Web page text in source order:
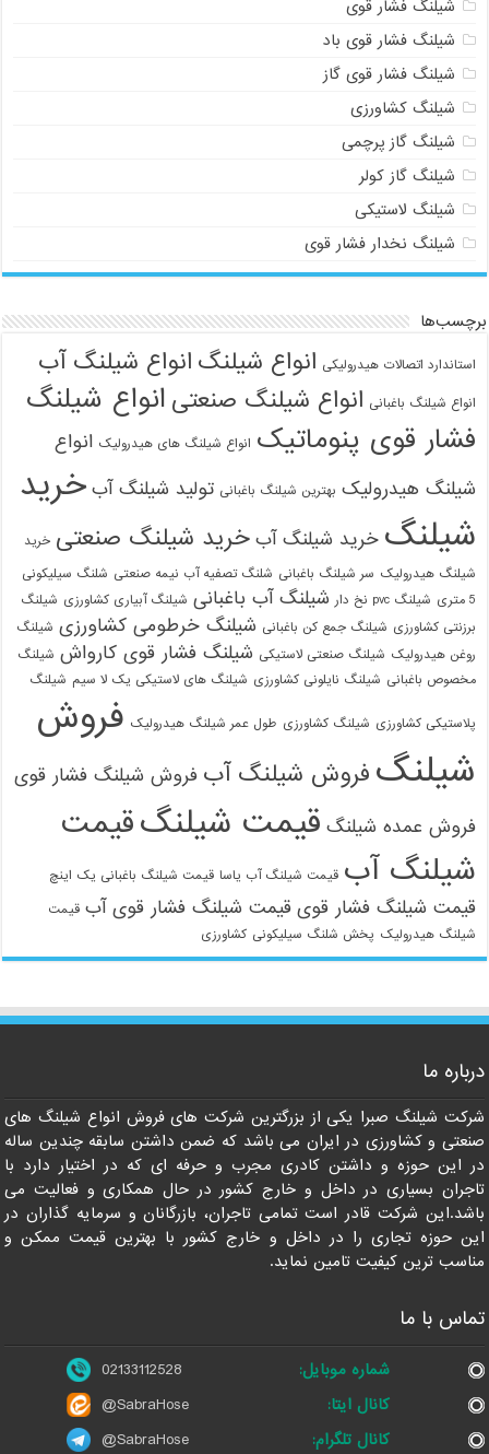
شیلنگ فشار قوی
شیلنگ فشار قوی باد
شیلنگ فشار قوی گاز
شیلنگ کشاورزی
شیلنگ گاز پرچمی
شیلنگ گاز کولر
شیلنگ لاستیکی
شیلنگ نخدار فشار قوی
برچسب‌ها
استاندارد اتصالات هیدرولیکی انواع شیلنگ انواع شیلنگ آب
انواع شیلنگ باغبانی انواع شیلنگ صنعتی انواع شیلنگ
فشار قوی پنوماتیک انواع شیلنگ های هیدرولیک انواع
شیلنگ هیدرولیک بهترین شیلنگ باغبانی تولید شیلنگ آب خرید
شیلنگ خرید شیلنگ آب خرید شیلنگ صنعتی خرید
شیلنگ هیدرولیک سر شیلنگ باغبانی شلنگ تصفیه آب نیمه صنعتی شلنگ سیلیکونی
5 متری
شیلنگ pvc نخ دار شیلنگ آب باغبانی شیلنگ آبیاری کشاورزی شیلنگ
برزنتی کشاورزی شیلنگ جمع کن باغبانی شیلنگ خرطومی کشاورزی شیلنگ
روغن هیدرولیک شیلنگ صنعتی لاستیکی شیلنگ فشار قوی کارواش شیلنگ
مخصوص باغبانی شیلنگ نایلونی کشاورزی شیلنگ های لاستیکی یک لا سیم شیلنگ
پلاستیکی کشاورزی شیلنگ کشاورزی طول عمر شیلنگ هیدرولیک فروش
شیلنگ فروش شیلنگ آب فروش شیلنگ فشار قوی
فروش عمده شیلنگ قیمت شیلنگقیمت
شیلنگ آب قیمت شیلنگ آب یاسا قیمت شیلنگ باغبانی یک اینچ
قیمت شیلنگ فشار قوی قیمت شیلنگ فشار قوی آب قیمت
شیلنگ هیدرولیک پخش شلنگ سیلیکونی کشاورزی
درباره ما
شرکت شیلنگ صبرا یکی از بزرگترین شرکت های فروش انواع شیلنگ های
صنعتی و کشاورزی در ایران می باشد که ضمن داشتن سابقه چندین ساله
در این حوزه و داشتن کادری مجرب و حرفه ای که در اختیار دارد با
تاجران بسیاری در داخل و خارج کشور در حال همکاری و فعالیت می
باشد.این شرکت قادر است تمامی تاجران، بازرگانان و سرمایه گذاران در
این حوزه تجاری را در داخل و خارج کشور با بهترین قیمت ممکن و
مناسب ترین کیفیت تامین نماید.
تماس با ما
شماره موبایل:
02133112528
کانال ایتا:
@SabraHose
کانال تلگرام:
@SabraHose